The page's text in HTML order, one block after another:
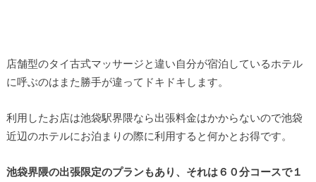
店舗型のタイ古式マッサージと違い自分が宿泊しているホテル
に呼ぶのはまた勝手が違ってドキドキします。
利用したお店は池袋駅界隈なら出張料金はかからないので池袋
近辺のホテルにお泊まりの際に利用すると何かとお得です。
池袋界隈の出張限定のプランもあり、それは６０分コースで１